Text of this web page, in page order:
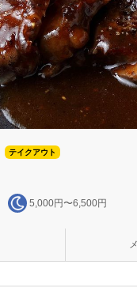
テイクアウト
5,000円〜6,500円